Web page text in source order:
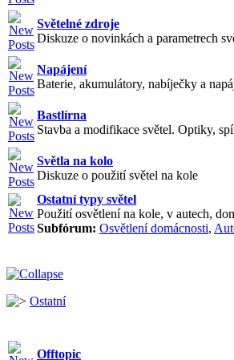
Světelné zdroje
Diskuze o novinkách a parametrech
Napájení
Baterie, akumulátory, nabíječky a
Bastlírna
Stavba a modifikace světel. Optiky,
Světla na kolo
Diskuze o použití světel na kole
Ostatní typy světel
Použití osvětlení na kole, v autech,
Subfórum: Osvětlení domácnosti,
Ostatní
Offtopic